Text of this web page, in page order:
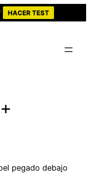
HACER TEST
pegado debajo